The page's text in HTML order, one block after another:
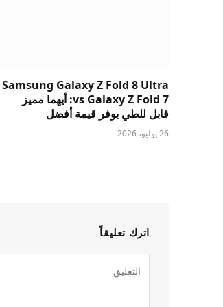
Samsung Galaxy Z Fold 8 Ultra
vs Galaxy Z Fold 7: أيهما مميز
قابل للطي يوفر قيمة أفضل
26 يوليو، 2026
اترك تعليقاً